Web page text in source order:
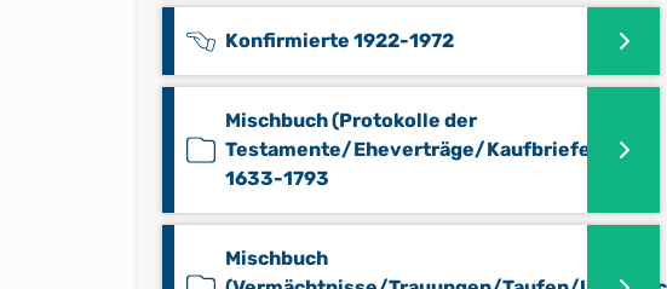
Konfirmierte 1922-1972
Mischbuch (Protokolle der
Testamente/Eheverträge/Kaufbriefe)
1633-1793
Mischbuch